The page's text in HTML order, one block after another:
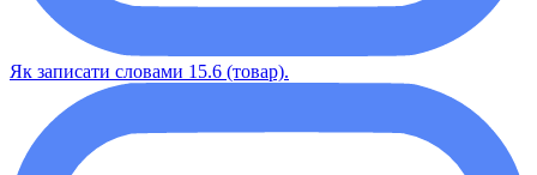
Як записати словами 15.6 (товар).